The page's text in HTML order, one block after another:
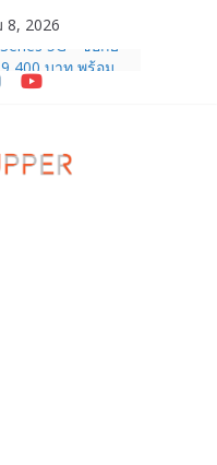
8, 2026
5G+ ซื้อกับ
บาท พร้อม
ทยส่งใจเชียร์
ลก ร่วมลุ้นทุก